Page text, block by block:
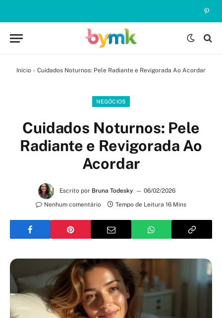
Início » Cuidados Noturnos: Pele Radiante e Revigorada Ao Acordar
NEGÓCIOS
Cuidados Noturnos: Pele
Radiante e Revigorada Ao
Acordar
Escrito por Bruna Todesky
06/02/2026
Nenhum comentário
Tempo de Leitura 16 Mins